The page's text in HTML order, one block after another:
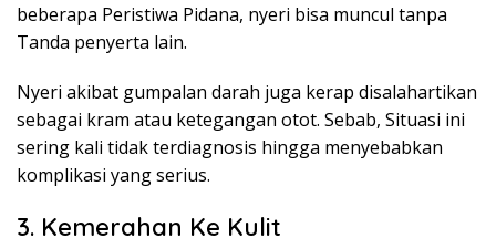
beberapa Peristiwa Pidana, nyeri bisa muncul tanpa
Tanda penyerta lain.
Nyeri akibat gumpalan darah juga kerap disalahartikan
sebagai kram atau ketegangan otot. Sebab, Situasi ini
sering kali tidak terdiagnosis hingga menyebabkan
komplikasi yang serius.
3. Kemerahan Ke Kulit